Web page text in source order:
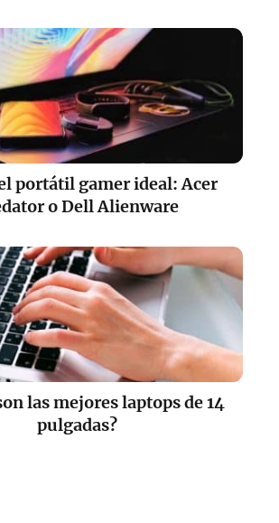
portátil gamer ideal: Acer
o Dell Alienware
las mejores laptops de 14
pulgadas?